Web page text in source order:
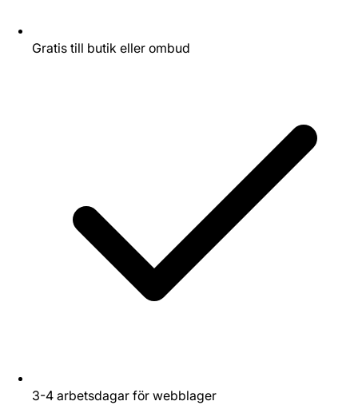
Gratis till butik eller ombud
3-4 arbetsdagar för webblager